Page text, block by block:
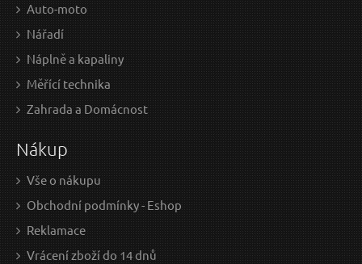
Auto-moto
Nářadí
Náplně a kapaliny
Měřící technika
Zahrada a Domácnost
Nákup
Vše o nákupu
Obchodní podmínky - Eshop
Reklamace
Vrácení zboží do 14 dnů